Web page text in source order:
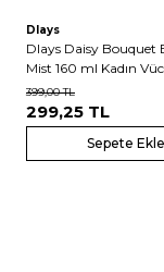
Dlays
Dlays Daisy Bouquet
Mist 160 ml Kadın
399,00TL
299,25 TL
Sepete Ekle